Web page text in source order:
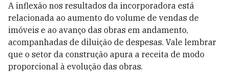
A inflexão nos resultados da incorporadora está
relacionada ao aumento do volume de vendas de
imóveis e ao avanço das obras em andamento,
acompanhadas de diluição de despesas. Vale lembrar
que o setor da construção apura a receita de modo
proporcional à evolução das obras.